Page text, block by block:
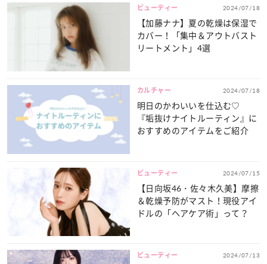
ビューティー 2024/07/18
【加藤ナナ】夏の乾燥は保湿で
カバー！「集中＆アウトバスト
リートメント」4選
カルチャー 2024/07/18
明日のかわいいを仕込む♡
『垢抜けナイトルーティン』に
おすすめのアイテムをご紹介
ビューティー 2024/07/15
【日向坂46・佐々木久美】摩擦
＆乾燥予防がマスト！現役アイ
ドルの「ヘアケア術」って？
ビューティー 2024/07/13